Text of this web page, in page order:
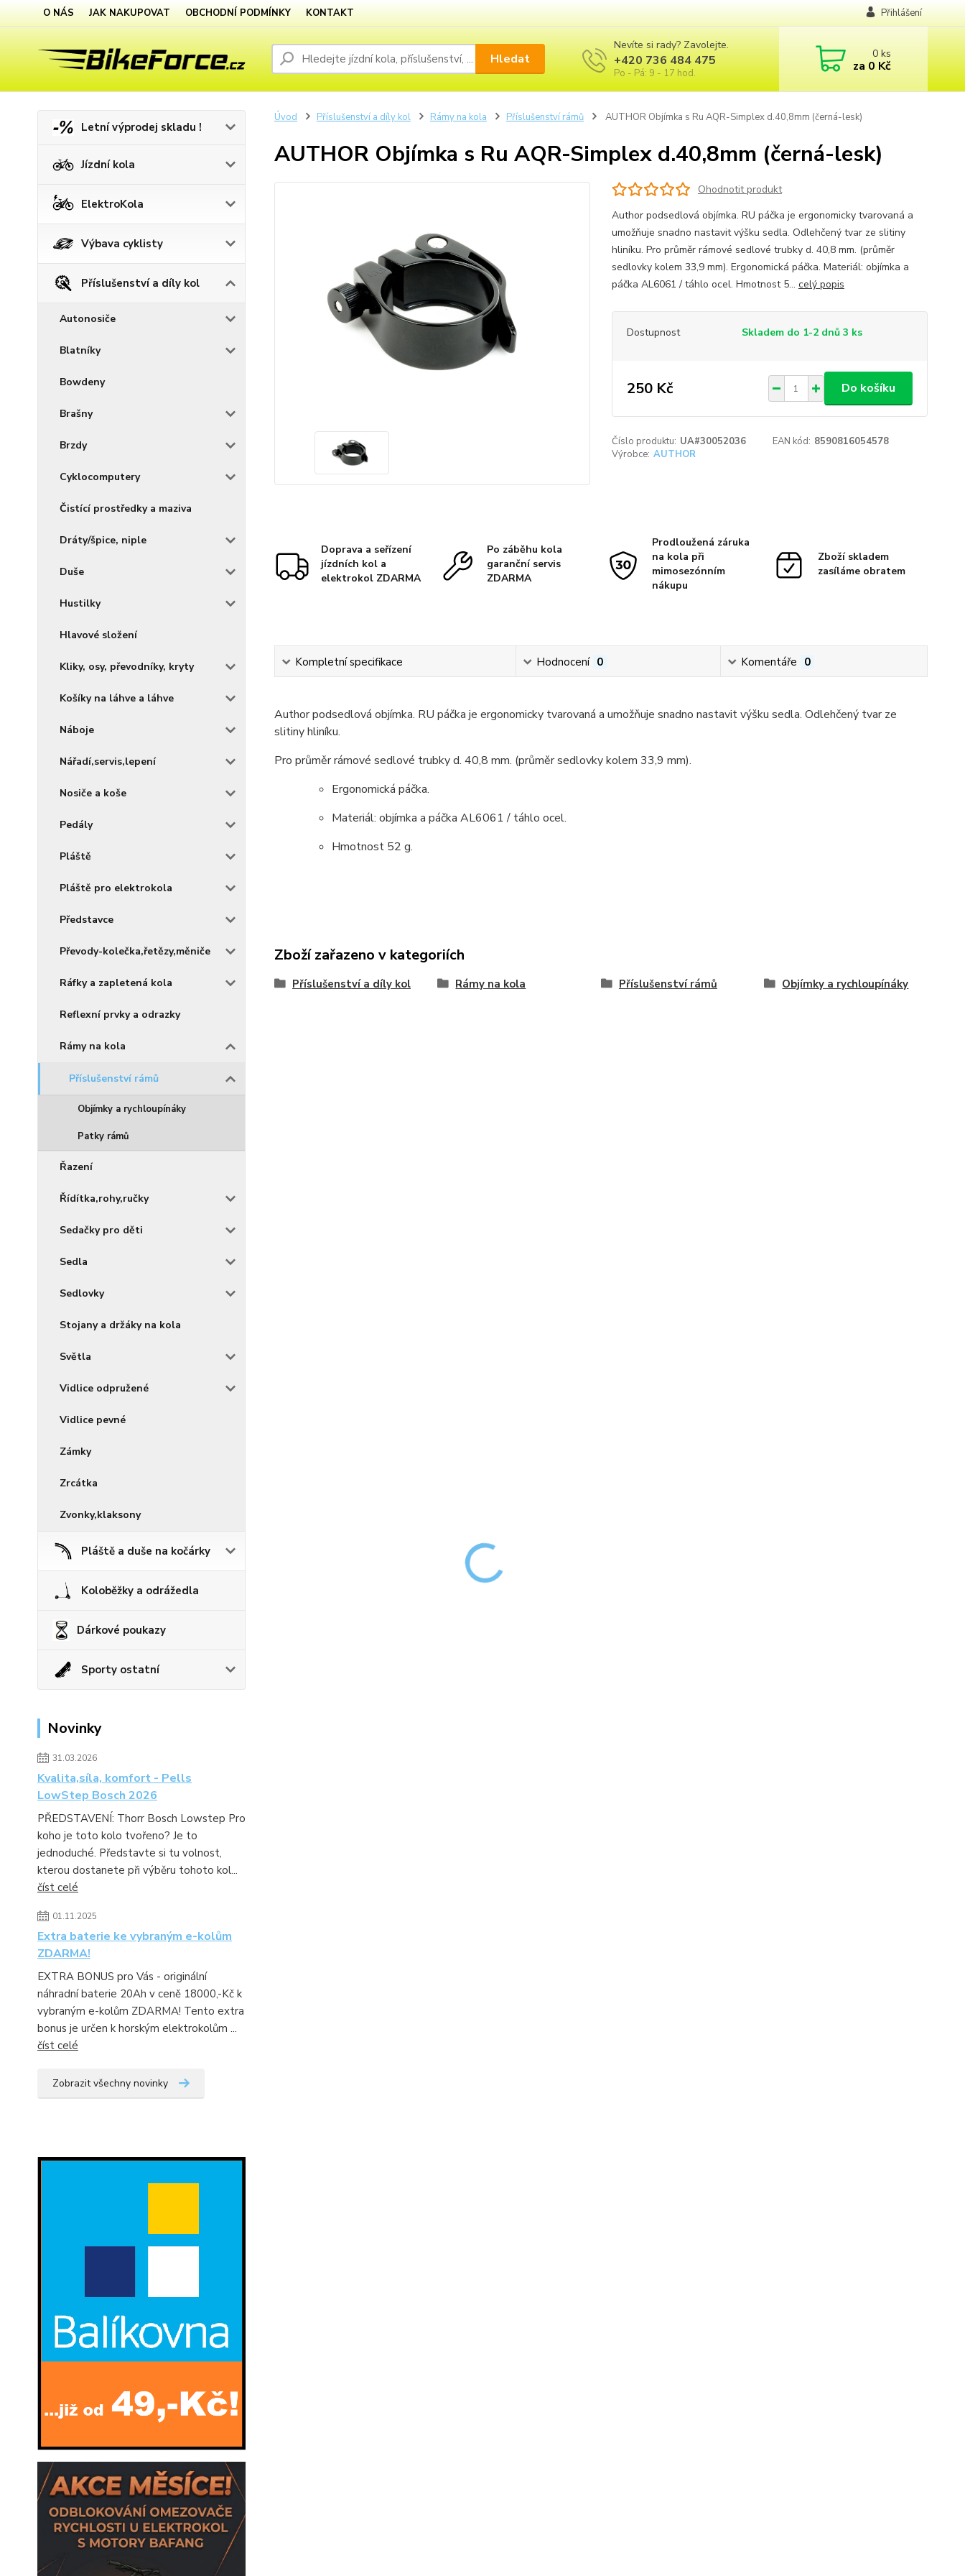
O NÁS JAK NAKUPOVAT OBCHODNÍ PODMÍNKY KONTAKT Přihlášení
Hledat
Nevíte si rady? Zavolejte.
+420 736 484 475
Po - Pá: 9 - 17 hod.
0ks
za 0 Kč
Letní výprodej skladu !
Jízdní kola
ElektroKola
Výbava cyklisty
Příslušenství a díly kol
Autonosiče
Blatníky
Bowdeny
Brašny
Brzdy
Cyklocomputery
Čistící prostředky a maziva
Dráty/špice, niple
Duše
Hustilky
Hlavové složení
Kliky, osy, převodníky, kryty
Košíky na láhve a láhve
Náboje
Nářadí,servis,lepení
Nosiče a koše
Pedály
Pláště
Pláště pro elektrokola
Představce
Převody-kolečka,řetězy,měniče
Ráfky a zapletená kola
Reflexní prvky a odrazky
Rámy na kola
Příslušenství rámů
Objímky a rychloupínáky
Patky rámů
Řazení
Řídítka,rohy,ručky
Sedačky pro děti
Sedla
Sedlovky
Stojany a držáky na kola
Světla
Vidlice odpružené
Vidlice pevné
Zámky
Zrcátka
Zvonky,klaksony
Pláště a duše na kočárky
Koloběžky a odrážedla
Dárkové poukazy
Sporty ostatní
Novinky
31.03.2026
Kvalita,síla, komfort - Pells
LowStep Bosch 2026
PŘEDSTAVENÍ: Thorr Bosch Lowstep Pro
koho je toto kolo tvořeno? Je to
jednoduché. Představte si tu volnost,
kterou dostanete při výběru tohoto kol...
číst celé
01.11.2025
Extra baterie ke vybraným e-kolům
ZDARMA!
EXTRA BONUS pro Vás - originální
náhradní baterie 20Ah v ceně 18000,-Kč k
vybraným e-kolům ZDARMA! Tento extra
bonus je určen k horským elektrokolům ...
číst celé
Zobrazit všechny novinky
Úvod Příslušenství a díly kol Rámy na kola Příslušenství rámů AUTHOR Objímka s Ru AQR-Simplex d.40,8mm (černá-lesk)
AUTHOR Objímka s Ru AQR-Simplex d.40,8mm (černá-lesk)
Ohodnotit produkt
Author podsedlová objímka. RU páčka je ergonomicky tvarovaná a
umožňuje snadno nastavit výšku sedla. Odlehčený tvar ze slitiny
hliníku. Pro průměr rámové sedlové trubky d. 40,8 mm. (průměr
sedlovky kolem 33,9 mm). Ergonomická páčka. Materiál: objímka a
páčka AL6061 / táhlo ocel. Hmotnost 5... celý popis
Dostupnost Skladem do 1-2 dnů 3 ks
250 Kč Do košíku
Číslo produktu: UA#30052036 EAN kód: 8590816054578
Výrobce: AUTHOR
Doprava a seřízení
jízdních kol a
elektrokol ZDARMA
Po záběhu kola
garanční servis
ZDARMA
Prodloužená záruka
na kola při
mimosezónním
nákupu
Zboží skladem
zasíláme obratem
Kompletní specifikace Hodnocení 0 Komentáře 0
Author podsedlová objímka. RU páčka je ergonomicky tvarovaná a umožňuje snadno nastavit výšku sedla. Odlehčený tvar ze
slitiny hliníku.
Pro průměr rámové sedlové trubky d. 40,8 mm. (průměr sedlovky kolem 33,9 mm).
Ergonomická páčka.
Materiál: objímka a páčka AL6061 / táhlo ocel.
Hmotnost 52 g.
Zboží zařazeno v kategoriích
Příslušenství a díly kol Rámy na kola Příslušenství rámů Objímky a rychloupínáky